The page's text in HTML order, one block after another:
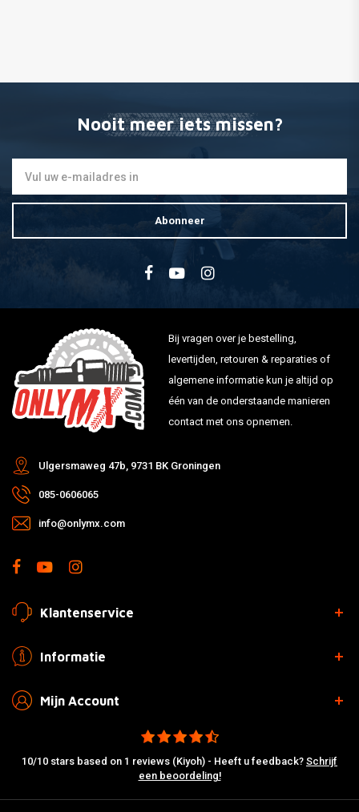
Nooit meer iets missen?
Abonneer
Bij vragen over je bestelling,
levertijden, retouren & reparaties of
algemene informatie kun je altijd op
één van de onderstaande manieren
contact met ons opnemen.
Ulgersmaweg 47b, 9731 BK Groningen
085-0606065
info@onlymx.com
Klantenservice
Informatie
Mijn Account
10/10 stars based on 1 reviews (Kiyoh) - Heeft u feedback? Schrijf
een beoordeling!